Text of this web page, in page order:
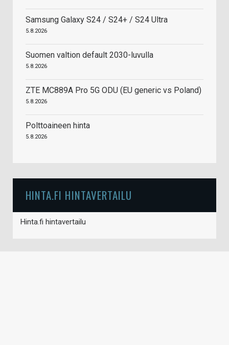
Samsung Galaxy S24 / S24+ / S24 Ultra
5.8.2026
Suomen valtion default 2030-luvulla
5.8.2026
ZTE MC889A Pro 5G ODU (EU generic vs Poland)
5.8.2026
Polttoaineen hinta
5.8.2026
HINTA.FI HINTAVERTAILU
Hinta.fi hintavertailu